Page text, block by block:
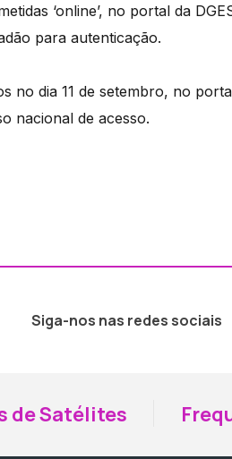
‘online’, no portal da
para autenticação.
no dia 11 de setembro, no
nacional de acesso.
Siga-nos nas redes sociais
de Satélites